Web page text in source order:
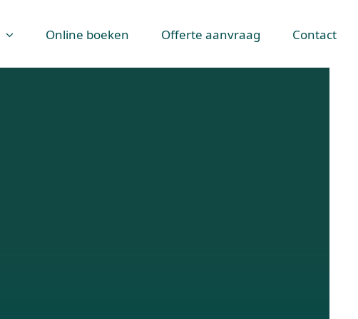
Online boeken Offerte aanvraag Contact